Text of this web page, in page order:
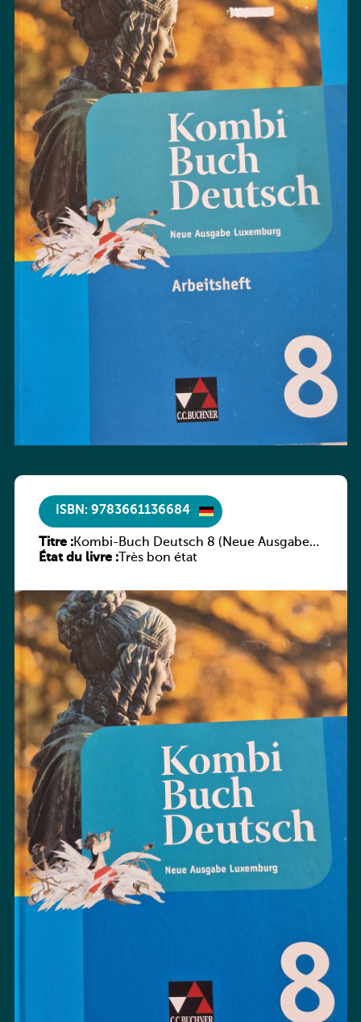
ISBN: 9783661136684
Titre :Kombi-Buch Deutsch 8 (Neue Ausgabe
Luxemburg)
État du livre :Très bon état